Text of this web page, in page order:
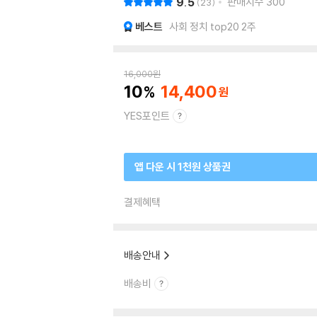
베스트 사회 정치 top20 2주
16,000원
10 14,400
YES포인트
앱 다운 시 1천원 상품권
결제혜택
배송안내
배송비